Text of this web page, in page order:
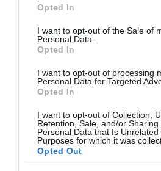
use your data for below specified
consent section.
Opted In
I want to opt-out of the Sale of
Personal Data.
Opted In
I want to opt-out of processing
Personal Data for Targeted
Opted In
I want to opt-out of Collection,
Retention, Sale, and/or Sharing
Personal Data that Is Unrelated
Purposes for which it was
Opted Out